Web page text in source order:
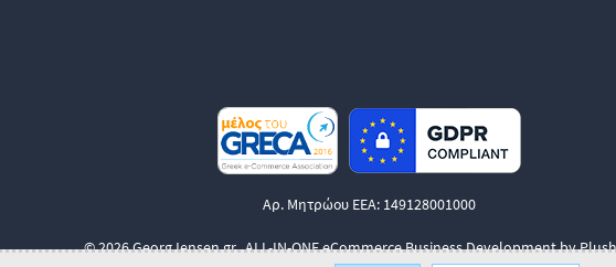
Αρ. Μητρώου ΕΕΑ: 149128001000
© 2026 GeorgJensen.gr.ALL-IN-ONE eCommerce Business Development by